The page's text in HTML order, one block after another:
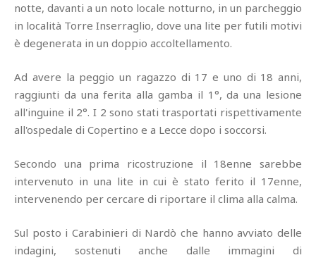
notte, davanti a un noto locale notturno, in un parcheggio
in località Torre Inserraglio, dove una lite per futili motivi
è degenerata in un doppio accoltellamento.
Ad avere la peggio un ragazzo di 17 e uno di 18 anni,
raggiunti da una ferita alla gamba il 1°, da una lesione
all'inguine il 2°. I 2 sono stati trasportati rispettivamente
all'ospedale di Copertino e a Lecce dopo i soccorsi.
Secondo una prima ricostruzione il 18enne sarebbe
intervenuto in una lite in cui è stato ferito il 17enne,
intervenendo per cercare di riportare il clima alla calma.
Sul posto i Carabinieri di Nardò che hanno avviato delle
indagini, sostenuti anche dalle immagini di